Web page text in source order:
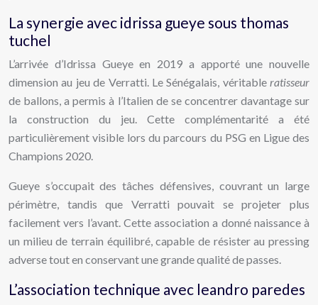
La synergie avec idrissa gueye sous thomas
tuchel
L’arrivée d’Idrissa Gueye en 2019 a apporté une nouvelle
dimension au jeu de Verratti. Le Sénégalais, véritable ratisseur
de ballons, a permis à l’Italien de se concentrer davantage sur
la construction du jeu. Cette complémentarité a été
particulièrement visible lors du parcours du PSG en Ligue des
Champions 2020.
Gueye s’occupait des tâches défensives, couvrant un large
périmètre, tandis que Verratti pouvait se projeter plus
facilement vers l’avant. Cette association a donné naissance à
un milieu de terrain équilibré, capable de résister au pressing
adverse tout en conservant une grande qualité de passes.
L’association technique avec leandro paredes